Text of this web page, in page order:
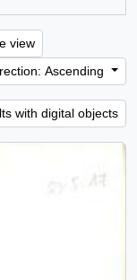
view
Ascending
with digital objects